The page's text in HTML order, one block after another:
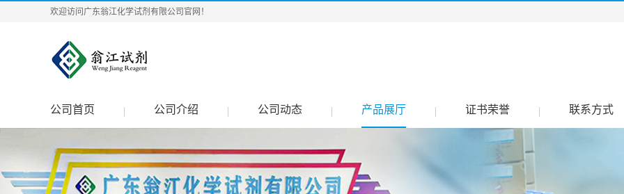
欢迎访问广东翁江化学试剂有限公司官网！
公司首页 公司介绍 公司动态 产品展厅 证书荣誉 联系方式